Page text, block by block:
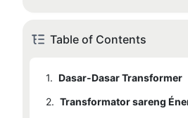
Table of Contents
1. Dasar-Dasar Transformer
2.